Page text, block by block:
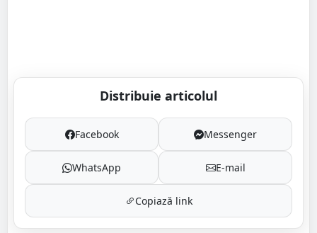
Distribuie articolul
Facebook Messenger
WhatsApp E-mail
Copiază link